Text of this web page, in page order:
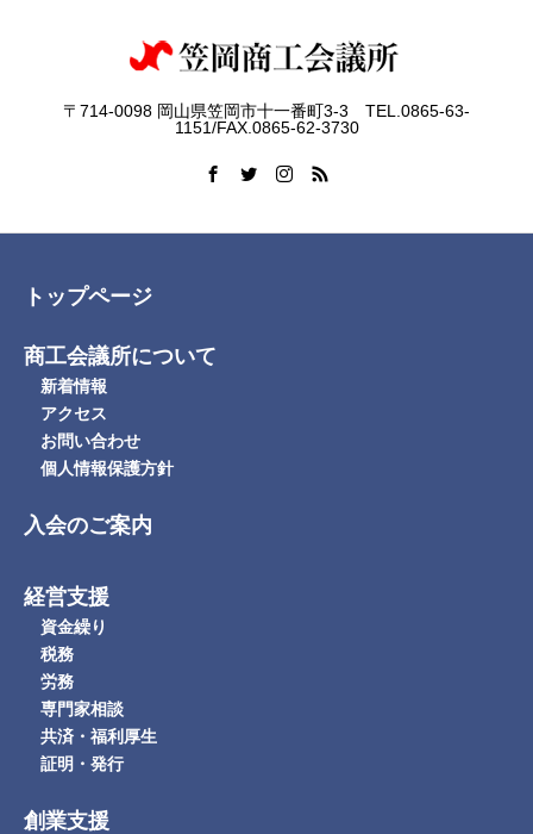
〒714-0098 岡山県笠岡市十一番町3-3 TEL.0865-63-
1151/FAX.0865-62-3730
トップページ
商工会議所について
新着情報
アクセス
お問い合わせ
個人情報保護方針
入会のご案内
経営支援
資金繰り
税務
労務
専門家相談
共済・福利厚生
証明・発行
創業支援